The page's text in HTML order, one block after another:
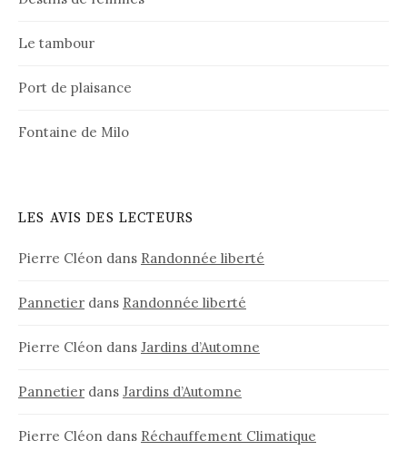
Le tambour
Port de plaisance
Fontaine de Milo
LES AVIS DES LECTEURS
Pierre Cléon dans Randonnée liberté
Pannetier dans Randonnée liberté
Pierre Cléon dans Jardins d’Automne
Pannetier dans Jardins d’Automne
Pierre Cléon dans Réchauffement Climatique